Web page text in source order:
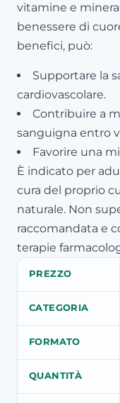
vitamine e
benessere di
benefici, può:
Supportare la
cardiovascolare.
Contribuire a
sanguigna entro
Favorire una
È indicato per
cura del proprio
naturale. Non
raccomandata e
terapie
PREZZO
CATEGORIA
FORMATO
QUANTITÀ